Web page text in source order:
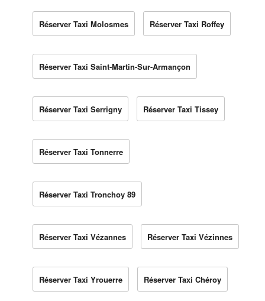
Réserver Taxi Molosmes Réserver Taxi Roffey
Réserver Taxi Saint-Martin-Sur-Armançon
Réserver Taxi Serrigny Réserver Taxi Tissey
Réserver Taxi Tonnerre
Réserver Taxi Tronchoy 89
Réserver Taxi Vézannes Réserver Taxi Vézinnes
Réserver Taxi Yrouerre Réserver Taxi Chéroy